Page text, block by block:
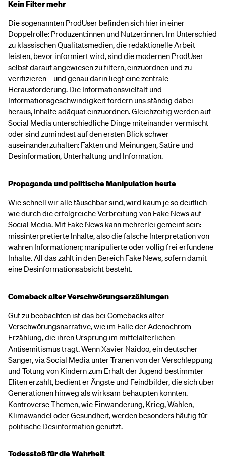
Kein Filter mehr
Die sogenannten ProdUser befinden sich hier in einer
Doppelrolle: Produzent:innen und Nutzer:innen. Im Unterschied
zu klassischen Qualitätsmedien, die redaktionelle Arbeit
leisten, bevor informiert wird, sind die modernen ProdUser
selbst darauf angewiesen zu filtern, einzuordnen und zu
verifizieren – und genau darin liegt eine zentrale
Herausforderung. Die Informationsvielfalt und
Informationsgeschwindigkeit fordern uns ständig dabei
heraus, Inhalte adäquat einzuordnen. Gleichzeitig werden auf
Social Media unterschiedliche Dinge miteinander vermischt
oder sind zumindest auf den ersten Blick schwer
auseinanderzuhalten: Fakten und Meinungen, Satire und
Desinformation, Unterhaltung und Information.
Propaganda und politische Manipulation heute
Wie schnell wir alle täuschbar sind, wird kaum je so deutlich
wie durch die erfolgreiche Verbreitung von Fake News auf
Social Media. Mit Fake News kann mehrerlei gemeint sein:
missinterpretierte Inhalte, also die falsche Interpretation von
wahren Informationen; manipulierte oder völlig frei erfundene
Inhalte. All das zählt in den Bereich Fake News, sofern damit
eine Desinformationsabsicht besteht.
Comeback alter Verschwörungserzählungen
Gut zu beobachten ist das bei Comebacks alter
Verschwörungsnarrative, wie im Falle der Adenochrom-
Erzählung, die ihren Ursprung im mittelalterlichen
Antisemitismus trägt. Wenn Xavier Naidoo, ein deutscher
Sänger, via Social Media unter Tränen von der Verschleppung
und Tötung von Kindern zum Erhalt der Jugend bestimmter
Eliten erzählt, bedient er Ängste und Feindbilder, die sich über
Generationen hinweg als wirksam behaupten konnten.
Kontroverse Themen, wie Einwanderung, Krieg, Wahlen,
Klimawandel oder Gesundheit, werden besonders häufig für
politische Desinformation genutzt.
Todesstoß für die Wahrheit